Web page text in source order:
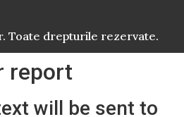
Toate drepturile rezervate.
report
will be sent to